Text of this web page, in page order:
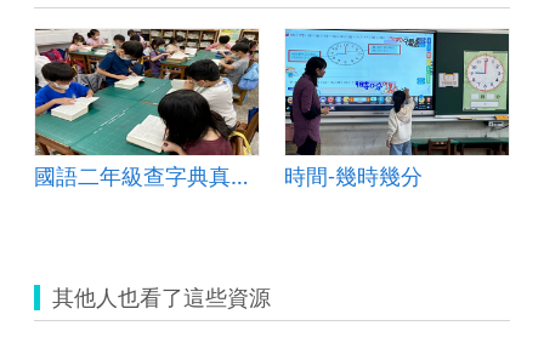
國語二年級查字典真簡單 時間-幾時幾分
其他人也看了這些資源